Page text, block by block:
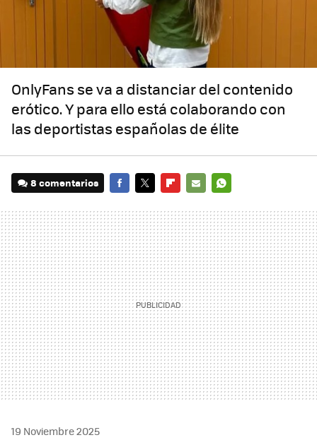
OnlyFans se va a distanciar del contenido
erótico. Y para ello está colaborando con
las deportistas españolas de élite
8 comentarios
MAIL
19 Noviembre 2025